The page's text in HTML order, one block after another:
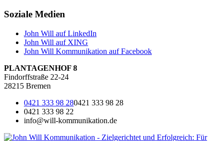
Soziale Medien
John Will auf LinkedIn
John Will auf XING
John Will Kommunikation auf Facebook
PLANTAGENHOF 8
Findorffstraße 22-24
28215 Bremen
0421 333 98 280421 333 98 28
0421 333 98 22
info@will-kommunikation.de